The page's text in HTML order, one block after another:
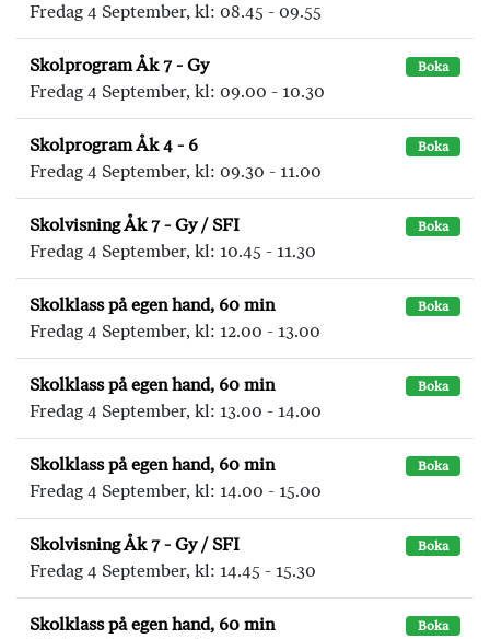
Fredag 4 September, kl: 08.45 - 09.55
Skolprogram Åk 7 - Gy Boka
Fredag 4 September, kl: 09.00 - 10.30
Skolprogram Åk 4 - 6 Boka
Fredag 4 September, kl: 09.30 - 11.00
Skolvisning Åk 7 - Gy / SFI Boka
Fredag 4 September, kl: 10.45 - 11.30
Skolklass på egen hand, 60 min Boka
Fredag 4 September, kl: 12.00 - 13.00
Skolklass på egen hand, 60 min Boka
Fredag 4 September, kl: 13.00 - 14.00
Skolklass på egen hand, 60 min Boka
Fredag 4 September, kl: 14.00 - 15.00
Skolvisning Åk 7 - Gy / SFI Boka
Fredag 4 September, kl: 14.45 - 15.30
Skolklass på egen hand, 60 min Boka